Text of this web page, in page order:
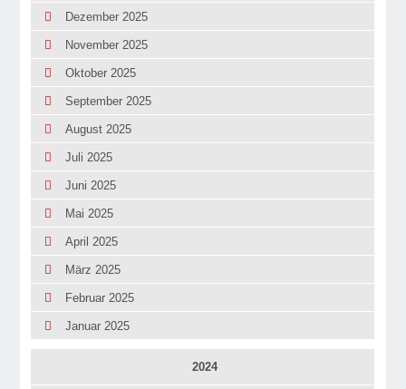
Dezember 2025
November 2025
Oktober 2025
September 2025
August 2025
Juli 2025
Juni 2025
Mai 2025
April 2025
März 2025
Februar 2025
Januar 2025
2024